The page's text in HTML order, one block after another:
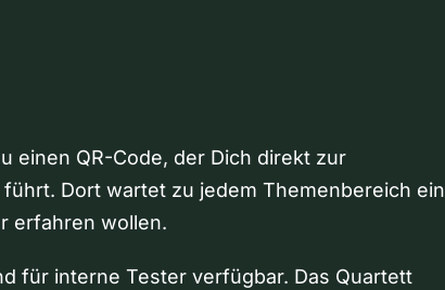
einen QR-Code, der Dich direkt zur
Dort wartet zu jedem Themenbereich ein
erfahren wollen.
für interne Tester verfügbar. Das Quartett